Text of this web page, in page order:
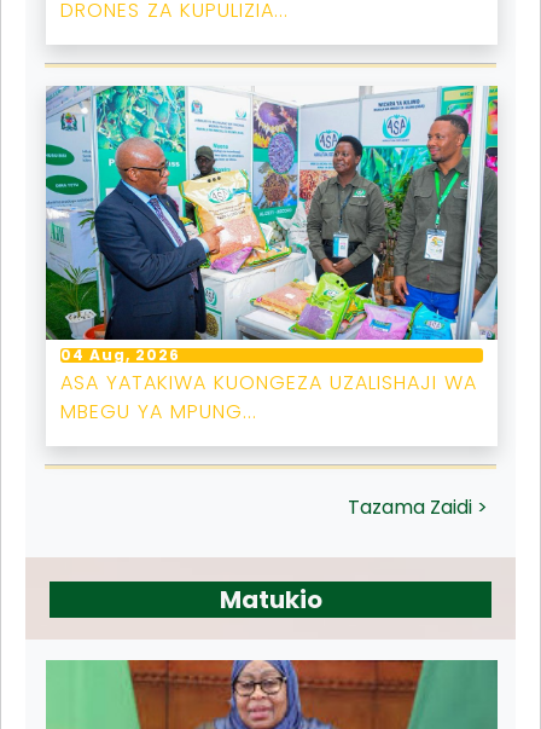
DRONES ZA KUPULIZIA...
04 Aug, 2026
ASA YATAKIWA KUONGEZA UZALISHAJI WA
MBEGU YA MPUNG...
Tazama Zaidi >
Matukio